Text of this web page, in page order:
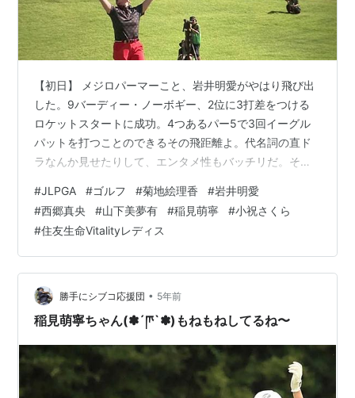
【初日】 メジロパーマーこと、岩井明愛がやはり飛び出
した。9バーディー・ノーボギー、2位に3打差をつける
ロケットスタートに成功。4つあるパー5で3回イーグル
パットを打つことのできるその飛距離よ。代名詞の直ド
ラなんか見せたりして、エンタメ性もバッチリだ。それ
のようなゴール前での失速にある。ラスト2ホールを普通
にパーであがれば優勝、やらなくていいプレーオフもあ
ったはず。今回は3日間で-30を出すくらいの気持ちで弾
丸ゴールをしてほしいものだ。
https://ja.wikipedia.org/wiki/%E3%83%A1%E3%82%B8
%E3%8…
#JLPGA #ゴルフ #菊地絵理香 #岩井明愛
#西郷真央 #山下美夢有 #稲見萌寧 #小祝さくら
#住友生命Vitalityレディス
勝手にシブコ応援団 • 5年前
稲見萌寧ちゃん(✽︎´ཫ`✽︎)もねもねしてるね〜